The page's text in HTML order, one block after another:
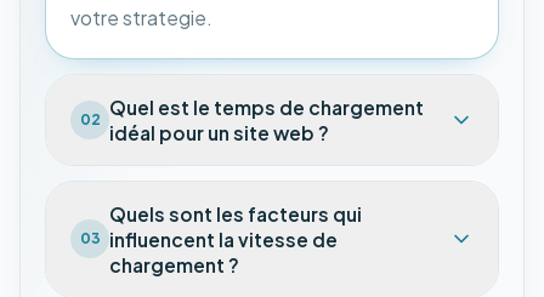
votre strategie.
02
Quel est le temps de chargement
idéal pour un site web ?
03
Quels sont les facteurs qui
influencent la vitesse de
chargement ?